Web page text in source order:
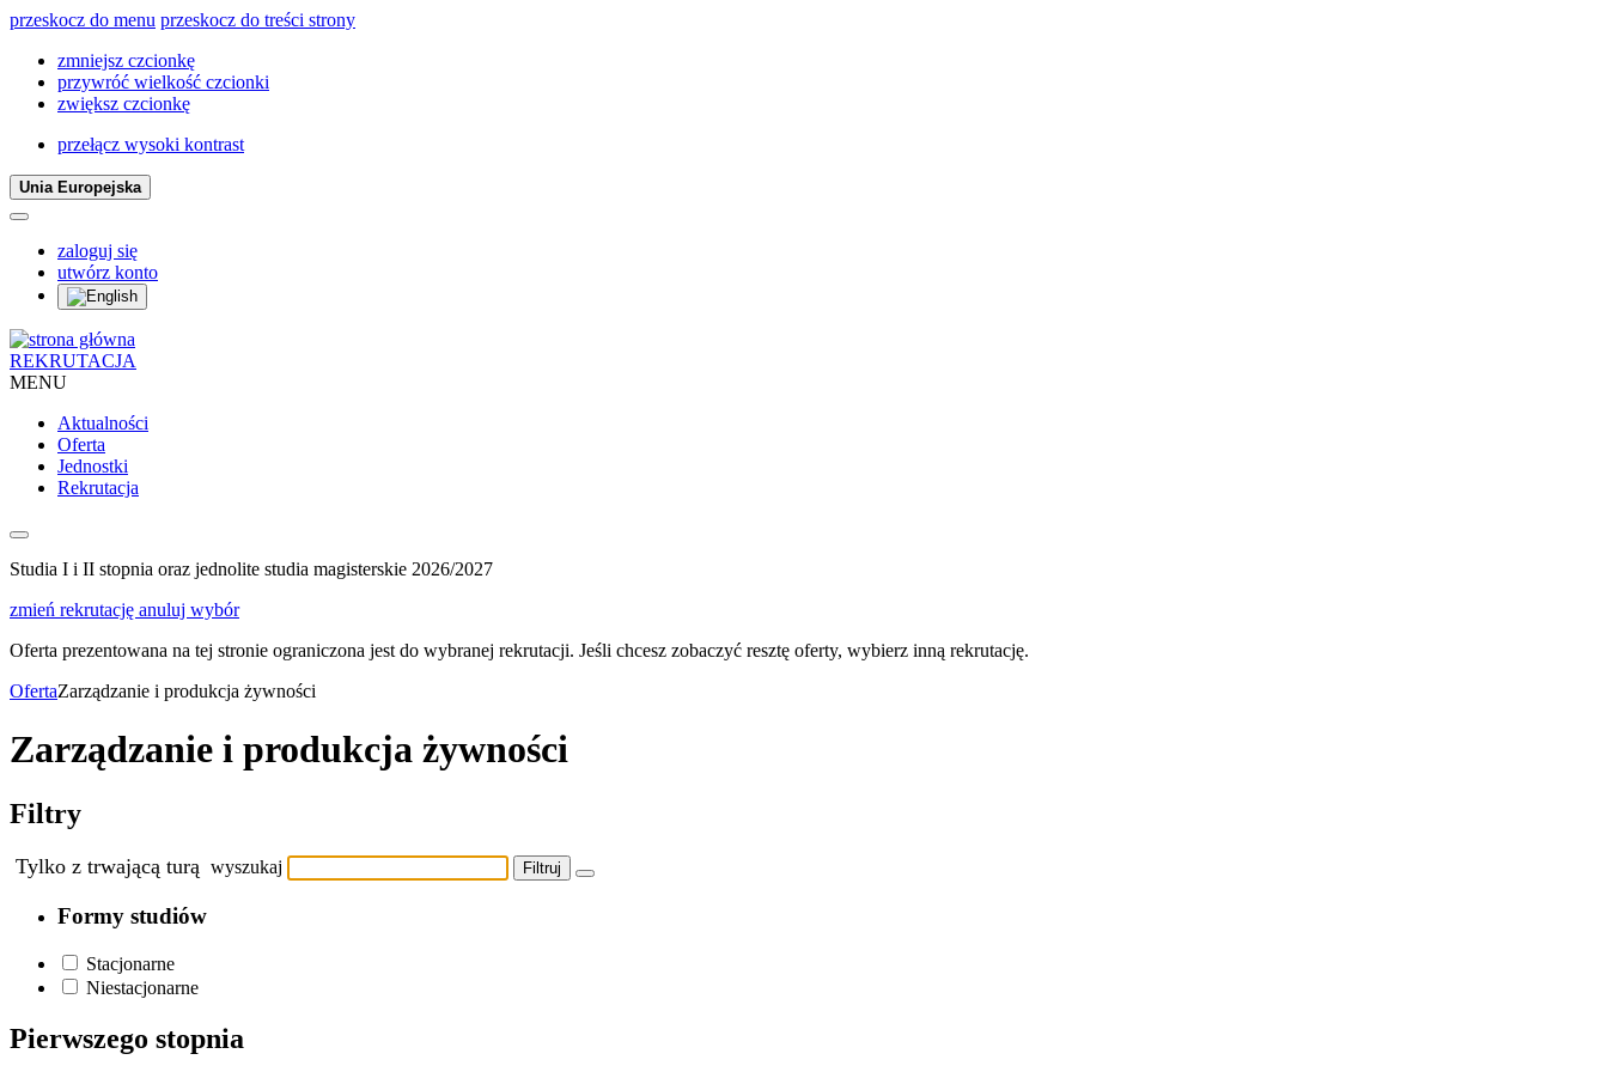
przeskocz do menu przeskocz do treści strony
zmniejsz czcionkę
przywróć wielkość czcionki
zwiększ czcionkę
przełącz wysoki kontrast
Unia Europejska
zaloguj się
utwórz konto
REKRUTACJA
MENU
Aktualności
Oferta
Jednostki
Rekrutacja
Studia I i II stopnia oraz jednolite studia magisterskie 2026/2027
zmień rekrutację anuluj wybór
Oferta prezentowana na tej stronie ograniczona jest do wybranej rekrutacji. Jeśli chcesz zobaczyć resztę oferty, wybierz inną rekrutację.
OfertaZarządzanie i produkcja żywności
Zarządzanie i produkcja żywności
Filtry
Tylko z trwającą turą wyszukaj Filtruj
Formy studiów
Stacjonarne
Niestacjonarne
Pierwszego stopnia